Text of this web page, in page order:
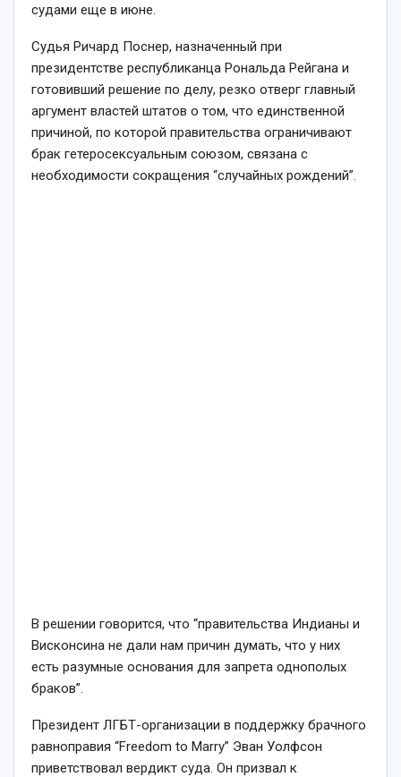
судами еще в июне.
Судья Ричард Поснер, назначенный при
президентстве республиканца Рональда Рейгана и
готовивший решение по делу, резко отверг главный
аргумент властей штатов о том, что единственной
причиной, по которой правительства ограничивают
брак гетеросексуальным союзом, связана с
необходимости сокращения “случайных рождений”.
В решении говорится, что “правительства Индианы и
Висконсина не дали нам причин думать, что у них
есть разумные основания для запрета однополых
браков”.
Президент ЛГБТ-организации в поддержку брачного
равноправия “Freedom to Marry” Эван Уолфсон
приветствовал вердикт суда. Он призвал к